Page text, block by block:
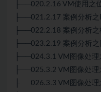
├──020.2.16 VM使用之
├──021.2.17 案例分析
├──022.2.18 案例分析
├──023.2.19 案例分析
├──024.3.1 VM图像处理
├──025.3.2 VM图像处理
├──026.3.3 VM图像处理